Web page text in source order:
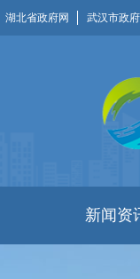
湖北省政府网 武汉市政
新闻资